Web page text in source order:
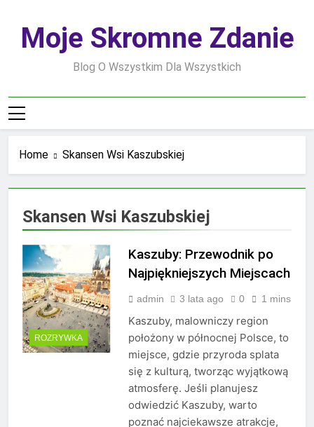
contentMoje Skromne Zdanie
Blog O Wszystkim Dla Wszystkich
Home Skansen Wsi Kaszubskiej
Skansen Wsi Kaszubskiej
ROZRYWKA
Kaszuby: Przewodnik po
Najpiękniejszych Miejscach
admin 3 lata ago 0 1 mins
Kaszuby, malowniczy region
położony w północnej Polsce, to
miejsce, gdzie przyroda splata
się z kulturą, tworząc wyjątkową
atmosferę. Jeśli planujesz
odwiedzić Kaszuby, warto
poznać najciekawsze atrakcje,